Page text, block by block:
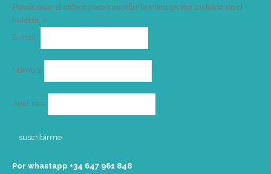
Puede usar el enlace para cancelar la suscripción incluido en el
boletín. >
E-mail*
Nombre
Apellidos
Por whastapp +34 ‭647 961 848‬